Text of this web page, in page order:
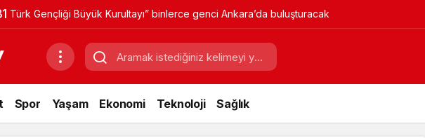
Türk Gençliği Büyük Kurultayı” binlerce genci Ankara’da buluşturacak
Spor Yaşam Ekonomi Teknoloji Sağlık